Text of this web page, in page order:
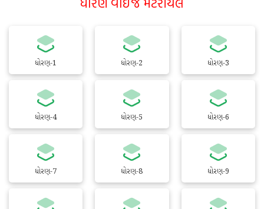
ધોરણ-1 ધોરણ-2 ધોરણ-3
ધોરણ-4 ધોરણ-5 ધોરણ-6
ધોરણ-7 ધોરણ-8 ધોરણ-9